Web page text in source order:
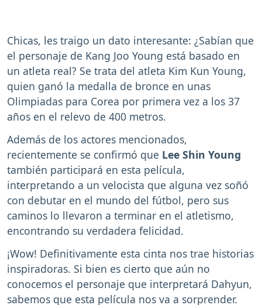
Chicas, les traigo un dato interesante: ¿Sabían que
el personaje de Kang Joo Young está basado en
un atleta real? Se trata del atleta Kim Kun Young,
quien ganó la medalla de bronce en unas
Olimpiadas para Corea por primera vez a los 37
años en el relevo de 400 metros.
Además de los actores mencionados,
recientemente se confirmó que Lee Shin Young
también participará en esta película,
interpretando a un velocista que alguna vez soñó
con debutar en el mundo del fútbol, pero sus
caminos lo llevaron a terminar en el atletismo,
encontrando su verdadera felicidad.
¡Wow! Definitivamente esta cinta nos trae historias
inspiradoras. Si bien es cierto que aún no
conocemos el personaje que interpretará Dahyun,
sabemos que esta película nos va a sorprender.